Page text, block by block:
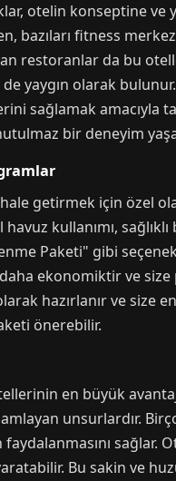
otelin konseptine ve
bazıları fitness
restoranlar da bu
yaygın olarak
sağlamak amacıyla
bir deneyim
getirmek için özel
havuz kullanımı,
Paketi" gibi
ekonomiktir ve
hazırlanır ve size
önerebilir.
en büyük
unsurlardır.
sağlar.
Bu sakin ve